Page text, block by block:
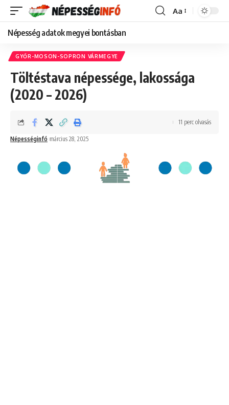
Font
Aa
Népesség adatok megyei bontásban
GYŐR-MOSON-SOPRON VÁRMEGYE
Töltéstava népessége, lakossága
(2020 – 2026)
Népességinfó március 28, 2025
11 perc olvasás